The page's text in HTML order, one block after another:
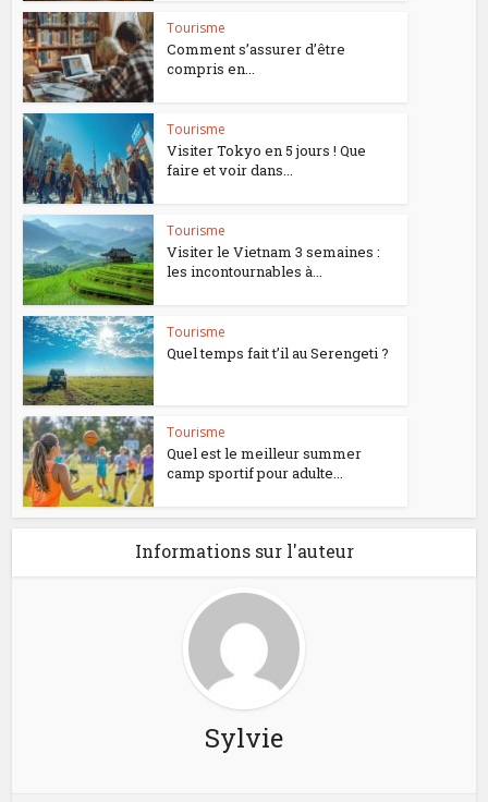
Tourisme
Comment s’assurer d’être
compris en...
Tourisme
Visiter Tokyo en 5 jours ! Que
faire et voir dans...
Tourisme
Visiter le Vietnam 3 semaines :
les incontournables à...
Tourisme
Quel temps fait t’il au Serengeti ?
Tourisme
Quel est le meilleur summer
camp sportif pour adulte...
Informations sur l'auteur
Sylvie